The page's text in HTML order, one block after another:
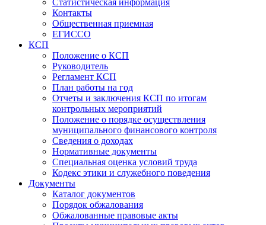
Статистическая информация
Контакты
Общественная приемная
ЕГИССО
КСП
Положение о КСП
Руководитель
Регламент КСП
План работы на год
Отчеты и заключения КСП по итогам
контрольных мероприятий
Положение о порядке осуществления
муниципального финансового контроля
Сведения о доходах
Нормативные документы
Специальная оценка условий труда
Кодекс этики и служебного поведения
Документы
Каталог документов
Порядок обжалования
Обжалованные правовые акты